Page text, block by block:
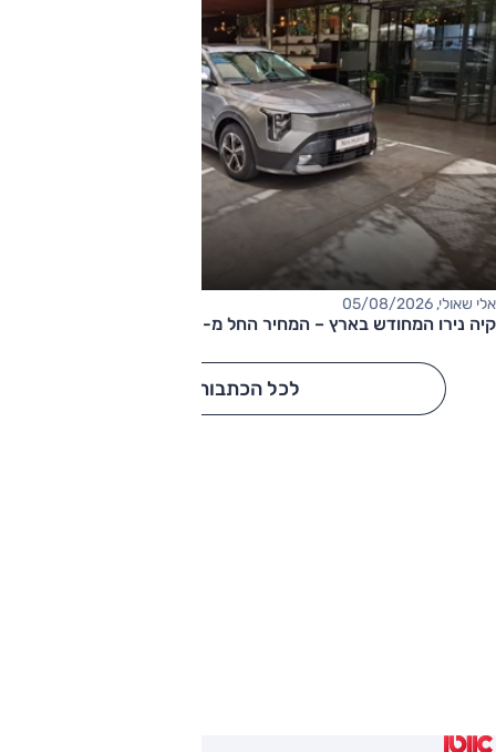
אלי שאולי, 05/08/2026
קיה נירו המחודש בארץ – המחיר החל מ-177,000 שקלים
לכל הכתבות